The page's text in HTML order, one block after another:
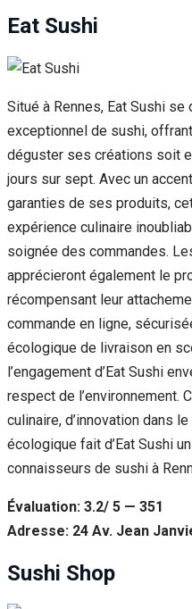
Eat Sushi
Situé à Rennes, Eat Sushi
exceptionnel de sushi,
déguster ses créations soit
jours sur sept. Avec un
garanties de ses produits,
expérience culinaire
soignée des commandes.
apprécieront également le
récompensant leur
commande en ligne,
écologique de livraison en
l’engagement d’Eat Sushi
respect de l’environnement.
culinaire, d’innovation dans
écologique fait d’Eat Sushi
connaisseurs de sushi à
Évaluation: 3.2/ 5 — 351
Adresse: 24 Av. Jean
Sushi Shop